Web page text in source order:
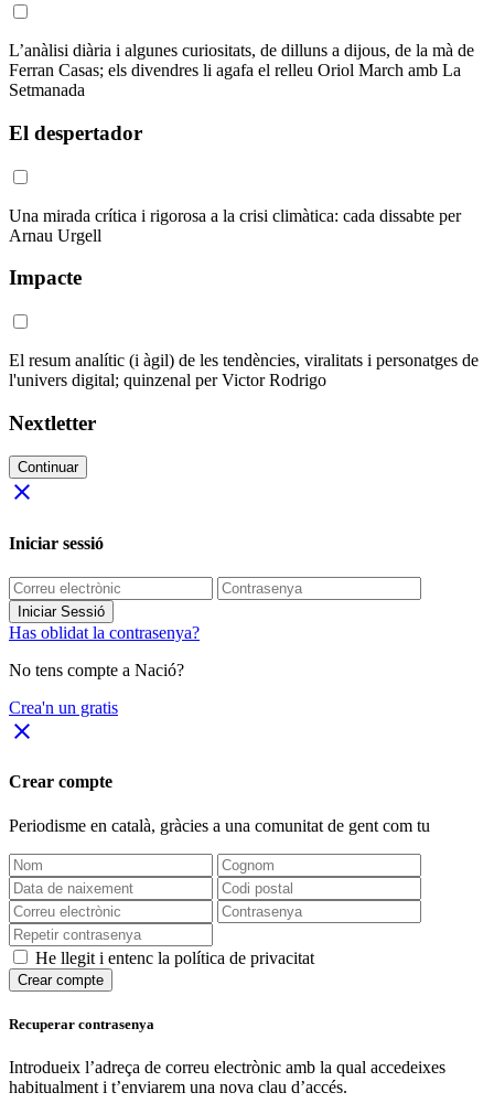
L’anàlisi diària i algunes curiositats, de dilluns a dijous, de la mà de
Ferran Casas; els divendres li agafa el relleu Oriol March amb La
Setmanada
El despertador
Una mirada crítica i rigorosa a la crisi climàtica: cada dissabte per
Arnau Urgell
Impacte
El resum analític (i àgil) de les tendències, viralitats i personatges de
l'univers digital; quinzenal per Victor Rodrigo
Nextletter
Continuar
close
Iniciar sessió
Iniciar Sessió
Has oblidat la contrasenya?
No tens compte a Nació?
Crea'n un gratis
close
Crear compte
Periodisme en català, gràcies a una comunitat de gent com tu
He llegit i entenc la política de privacitat
Crear compte
Recuperar contrasenya
Introdueix l’adreça de correu electrònic amb la qual accedeixes
habitualment i t’enviarem una nova clau d’accés.